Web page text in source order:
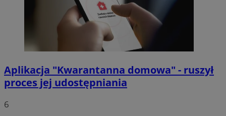
Aplikacja "Kwarantanna domowa" - ruszył
proces jej udostępniania
6